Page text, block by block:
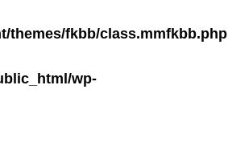
themes/fkbb/class.mmfkbb.php
wp-